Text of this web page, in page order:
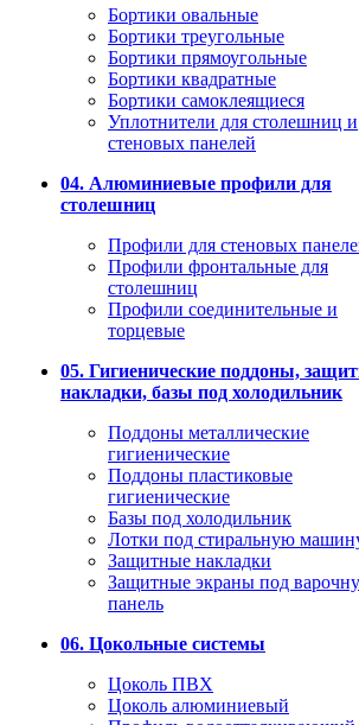
Бортики овальные
Бортики треугольные
Бортики прямоугольные
Бортики квадратные
Бортики самоклеящиеся
Уплотнители для столешниц и
стеновых панелей
04. Алюминиевые профили для
столешниц
Профили для стеновых
Профили фронтальные для
столешниц
Профили соединительные и
торцевые
05. Гигиенические поддоны,
накладки, базы под холодильник
Поддоны металлические
гигиенические
Поддоны пластиковые
гигиенические
Базы под холодильник
Лотки под стиральную
Защитные накладки
Защитные экраны под
панель
06. Цокольные системы
Цоколь ПВХ
Цоколь алюминиевый